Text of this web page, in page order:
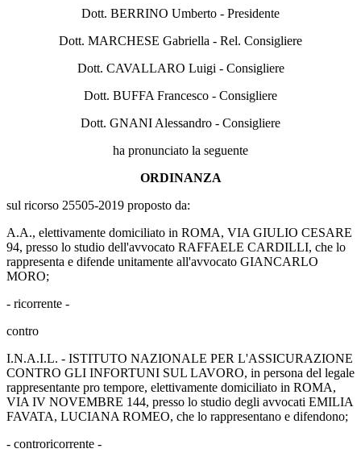
Dott. BERRINO Umberto - Presidente
Dott. MARCHESE Gabriella - Rel. Consigliere
Dott. CAVALLARO Luigi - Consigliere
Dott. BUFFA Francesco - Consigliere
Dott. GNANI Alessandro - Consigliere
ha pronunciato la seguente
ORDINANZA
sul ricorso 25505-2019 proposto da:
A.A., elettivamente domiciliato in ROMA, VIA GIULIO CESARE
94, presso lo studio dell'avvocato RAFFAELE CARDILLI, che lo
rappresenta e difende unitamente all'avvocato GIANCARLO
MORO;
- ricorrente -
contro
I.N.A.I.L. - ISTITUTO NAZIONALE PER L'ASSICURAZIONE
CONTRO GLI INFORTUNI SUL LAVORO, in persona del legale
rappresentante pro tempore, elettivamente domiciliato in ROMA,
VIA IV NOVEMBRE 144, presso lo studio degli avvocati EMILIA
FAVATA, LUCIANA ROMEO, che lo rappresentano e difendono;
- controricorrente -